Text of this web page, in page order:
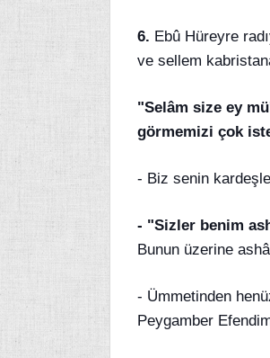
6. Ebû Hüreyre
ve sellem
"Selâm size ey
görmemizi çok
- Biz senin
- "Sizler benim
Bunun üzerine
- Ümmetinden
Peygamber